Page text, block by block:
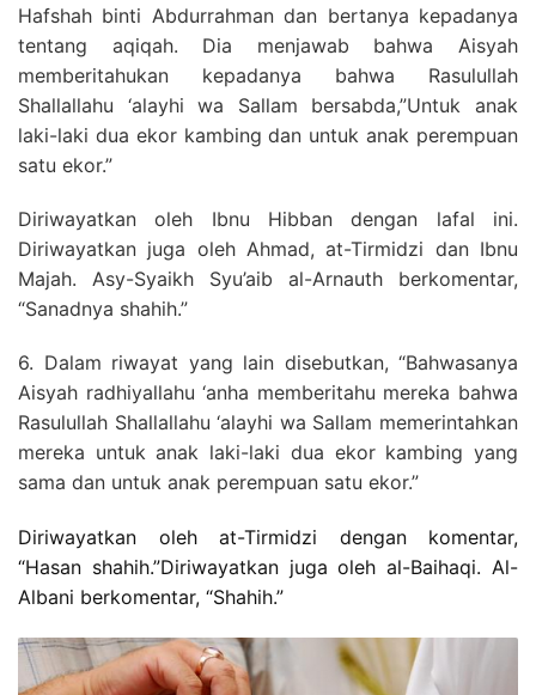
Hafshah binti Abdurrahman dan bertanya kepadanya
tentang aqiqah. Dia menjawab bahwa Aisyah
memberitahukan kepadanya bahwa Rasulullah
Shallallahu ‘alayhi wa Sallam bersabda,”Untuk anak
laki-laki dua ekor kambing dan untuk anak perempuan
satu ekor.”
Diriwayatkan oleh Ibnu Hibban dengan lafal ini.
Diriwayatkan juga oleh Ahmad, at-Tirmidzi dan Ibnu
Majah. Asy-Syaikh Syu’aib al-Arnauth berkomentar,
“Sanadnya shahih.”
6. Dalam riwayat yang lain disebutkan, “Bahwasanya
Aisyah radhiyallahu ‘anha memberitahu mereka bahwa
Rasulullah Shallallahu ‘alayhi wa Sallam memerintahkan
mereka untuk anak laki-laki dua ekor kambing yang
sama dan untuk anak perempuan satu ekor.”
Diriwayatkan oleh at-Tirmidzi dengan komentar,
“Hasan shahih.”Diriwayatkan juga oleh al-Baihaqi. Al-
Albani berkomentar, “Shahih.”